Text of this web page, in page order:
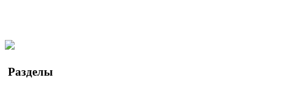
Разделы